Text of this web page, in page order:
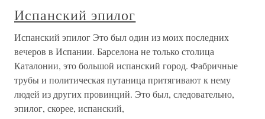
Испанский эпилог
Испанский эпилог Это был один из моих последних
вечеров в Испании. Барселона не только столица
Каталонии, это большой испанский город. Фабричные
трубы и политическая путаница притягивают к нему
людей из других провинций. Это был, следовательно,
эпилог, скорее, испанский,